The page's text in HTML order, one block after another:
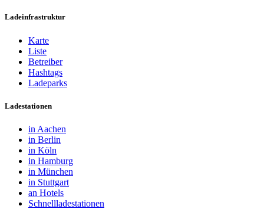
Ladeinfrastruktur
Karte
Liste
Betreiber
Hashtags
Ladeparks
Ladestationen
in Aachen
in Berlin
in Köln
in Hamburg
in München
in Stuttgart
an Hotels
Schnellladestationen